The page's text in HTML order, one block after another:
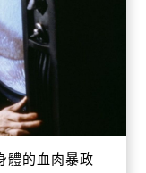
體的血肉暴政